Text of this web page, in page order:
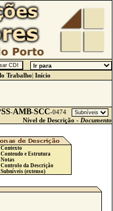
Trabalho| Início
-AMB-SCC-0474
Nível de Descrição - Documento
Contexto
Conteudo e Estrutura
Notas
Controlo da Descrição
Subníveis (extenso)